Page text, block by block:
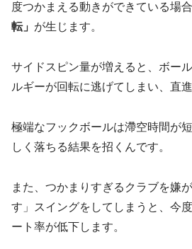
度つかまえる動きができている場
転」 が生じます。
サイドスピン量が増えると、ボー
ルギーが回転に逃げてしまい、直
極端なフックボールは滯空時間が
しく落ちる結果を招くんです。
また、つかまりすぎるクラブを嫌
す」スイングをしてしまうと、今
ート率が低下します。